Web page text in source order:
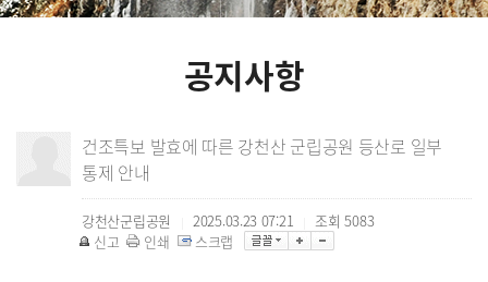
공지사항
건조특보 발효에 따른 강천산 군립공원 등산로 일부
통제 안내
강천산군립공원 2025.03.23 07:21 조회 5083
신고
인쇄 스크랩